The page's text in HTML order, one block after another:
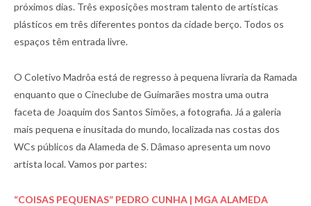
próximos dias. Três exposições mostram talento de artísticas
plásticos em três diferentes pontos da cidade berço. Todos os
espaços têm entrada livre.
O Coletivo Madrôa está de regresso à pequena livraria da Ramada
enquanto que o Cineclube de Guimarães mostra uma outra
faceta de Joaquim dos Santos Simões, a fotografia. Já a galeria
mais pequena e inusitada do mundo, localizada nas costas dos
WCs públicos da Alameda de S. Dâmaso apresenta um novo
artista local. Vamos por partes:
“COISAS PEQUENAS” PEDRO CUNHA | MGA ALAMEDA